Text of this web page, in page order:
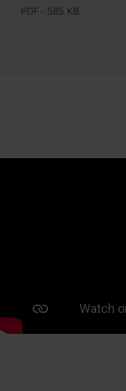
PDF - 585 KB